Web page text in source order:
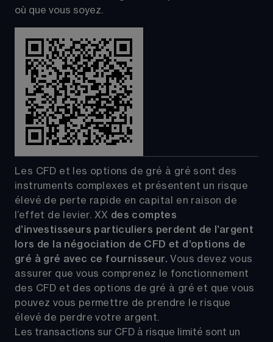
où que vous soyez.
Les CFD et les options de gré à gré sont des
instruments complexes et présentent un risque
élevé de perte rapide en capital en raison de
l’effet de levier. XX des comptes
d’investisseurs particuliers perdent de l’argent
lors de la négociation de CFD et d’options de
gré à gré avec ce fournisseur. Vous devez vous
assurer que vous comprenez le fonctionnement
des CFD et des options de gré à gré et que vous
pouvez vous permettre de prendre le risque
élevé de perdre votre argent.
Les transactions sur CFD à risque limité sont un